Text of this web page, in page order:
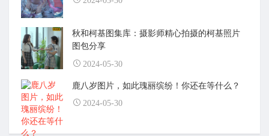
秋和柯基图集库：摄影师精心拍摄的柯基照片
图包分享
2024-05-30
鹿八岁图片，如此瑰丽缤纷！你还在等什么？
2024-05-30